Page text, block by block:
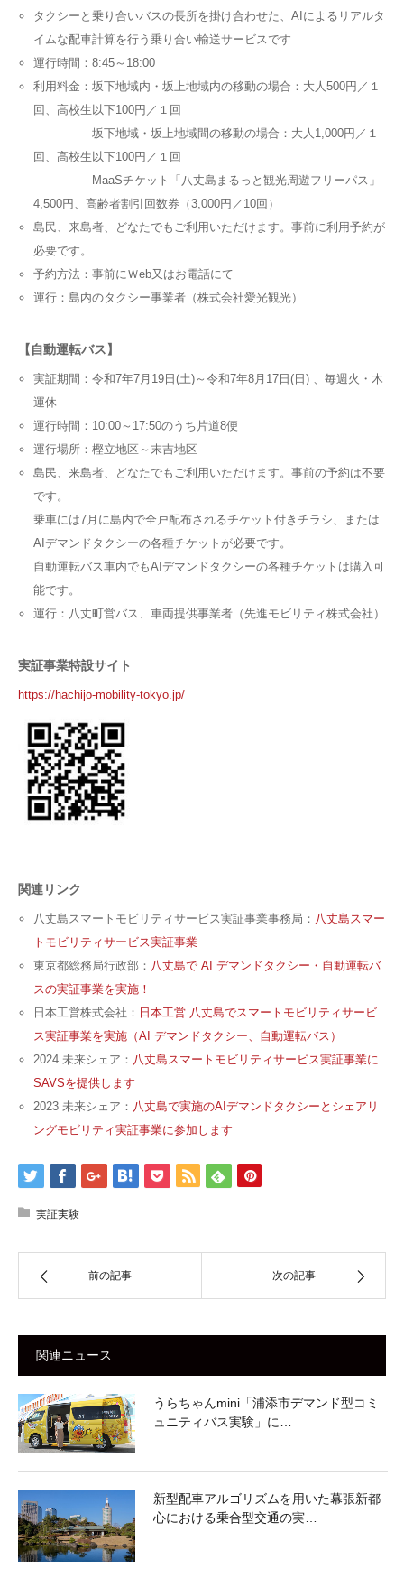
タクシーと乗り合いバスの長所を掛け合わせた、AIによるリアルタ
イムな配車計算を行う乗り合い輸送サービスです
運行時間：8:45～18:00
利用料金：坂下地域内・坂上地域内の移動の場合：大人500円／１
回、高校生以下100円／１回
坂下地域・坂上地域間の移動の場合：大人1,000円／１
回、高校生以下100円／１回
MaaSチケット「八丈島まるっと観光周遊フリーパス」
4,500円、高齢者割引回数券（3,000円／10回）
島民、来島者、どなたでもご利用いただけます。事前に利用予約が
必要です。
予約方法：事前にＷeb又はお電話にて
運行：島内のタクシー事業者（株式会社愛光観光）
【自動運転バス】
実証期間：令和7年7月19日(土)～令和7年8月17日(日) 、毎週火・木
運休
運行時間：10:00～17:50のうち片道8便
運行場所：樫立地区～末吉地区
島民、来島者、どなたでもご利用いただけます。事前の予約は不要
です。
乗車には7月に島内で全戸配布されるチケット付きチラシ、または
AIデマンドタクシーの各種チケットが必要です。
自動運転バス車内でもAIデマンドタクシーの各種チケットは購入可
能です。
運行：八丈町営バス、車両提供事業者（先進モビリティ株式会社）
実証事業特設サイト
https://hachijo-mobility-tokyo.jp/
関連リンク
八丈島スマートモビリティサービス実証事業事務局： 八丈島スマー
トモビリティサービス実証事業
東京都総務局行政部： 八丈島で AI デマンドタクシー・自動運転バ
スの実証事業を実施！
日本工営株式会社： 日本工営 八丈島でスマートモビリティサービ
ス実証事業を実施（AI デマンドタクシー、自動運転バス）
2024 未来シェア： 八丈島スマートモビリティサービス実証事業に
SAVSを提供します
2023 未来シェア： 八丈島で実施のAIデマンドタクシーとシェアリ
ングモビリティ実証事業に参加します
実証実験
前の記事 次の記事
関連ニュース
うらちゃんmini「浦添市デマンド型コミ
ュニティバス実験」に…
新型配車アルゴリズムを用いた幕張新都
心における乗合型交通の実…